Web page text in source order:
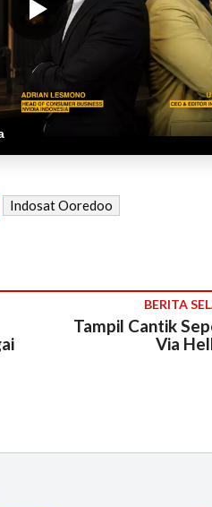
Indosat Ooredoo
BERITA
Tampil Cantik
Via